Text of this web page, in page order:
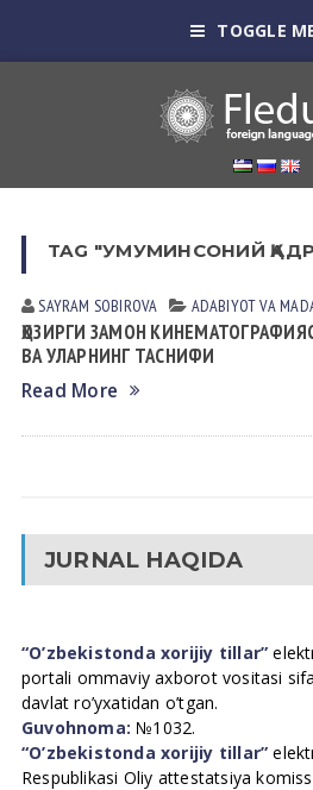
TOGGLE
TAG "УМУМИНСОНИЙ
SAYRAM SOBIROVА АDАBIYOT VА
ҲОЗИРГИ ЗАМОН
ВА УЛАРНИНГ ТАСНИФИ
Read More
JURNAL HAQIDA
“O’zbekistonda xorijiy tillar”
portali ommaviy axborot vositasi
davlat ro’yxatidan o’tgan.
Guvohnoma: №1032.
“O’zbekistonda xorijiy tillar”
Respublikasi Oliy attestatsiya